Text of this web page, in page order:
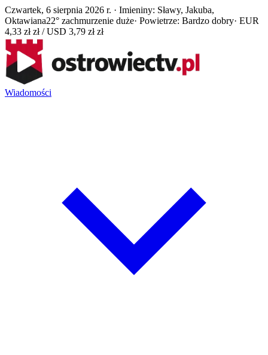
Czwartek, 6 sierpnia 2026 r. · Imieniny: Sławy, Jakuba,
Oktawiana22° zachmurzenie duże· Powietrze: Bardzo dobry· EUR
4,33 zł zł / USD 3,79 zł zł
Wiadomości